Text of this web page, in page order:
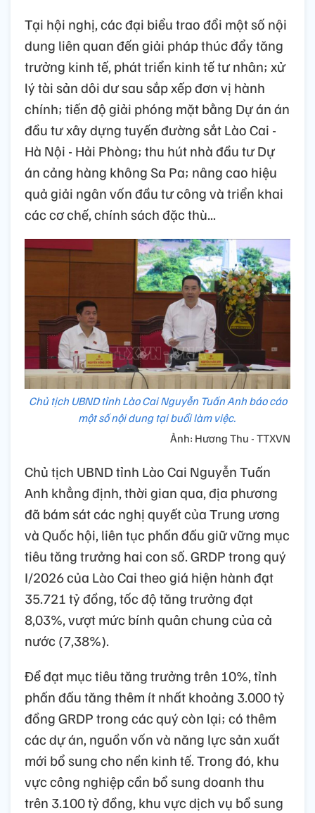
Tại hội nghị, các đại biểu trao đổi một số nội
dung liên quan đến giải pháp thúc đẩy tăng
trưởng kinh tế, phát triển kinh tế tư nhân; xử
lý tài sản dôi dư sau sắp xếp đơn vị hành
chính; tiến độ giải phóng mặt bằng Dự án án
đầu tư xây dựng tuyến đường sắt Lào Cai -
Hà Nội - Hải Phòng; thu hút nhà đầu tư Dự
án cảng hàng không Sa Pa; nâng cao hiệu
quả giải ngân vốn đầu tư công và triển khai
các cơ chế, chính sách đặc thù...
Chủ tịch UBND tỉnh Lào Cai Nguyễn Tuấn Anh báo cáo
một số nội dung tại buổi làm việc.
Ảnh: Hương Thu - TTXVN
Chủ tịch UBND tỉnh Lào Cai Nguyễn Tuấn
Anh khẳng định, thời gian qua, địa phương
đã bám sát các nghị quyết của Trung ương
và Quốc hội, liên tục phấn đấu giữ vững mục
tiêu tăng trưởng hai con số. GRDP trong quý
I/2026 của Lào Cai theo giá hiện hành đạt
35.721 tỷ đồng, tốc độ tăng trưởng đạt
8,03%, vượt mức bính quân chung của cả
nước (7,38%).
Để đạt mục tiêu tăng trưởng trên 10%, tỉnh
phấn đấu tăng thêm ít nhất khoảng 3.000 tỷ
đồng GRDP trong các quý còn lại; có thêm
các dự án, nguồn vốn và năng lực sản xuất
mới bổ sung cho nền kinh tế. Trong đó, khu
vực công nghiệp cần bổ sung doanh thu
trên 3.100 tỷ đồng, khu vực dịch vụ bổ sung